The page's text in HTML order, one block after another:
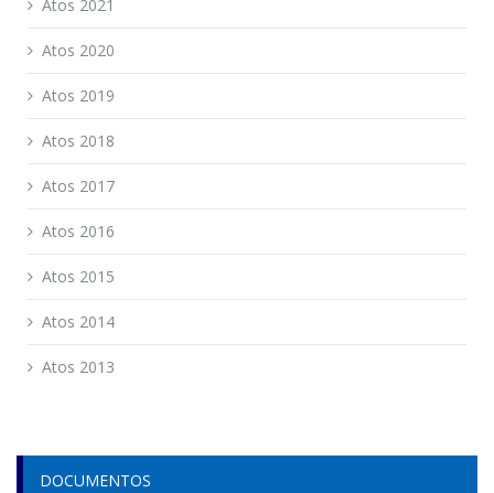
Atos 2021
Atos 2020
Atos 2019
Atos 2018
Atos 2017
Atos 2016
Atos 2015
Atos 2014
Atos 2013
DOCUMENTOS